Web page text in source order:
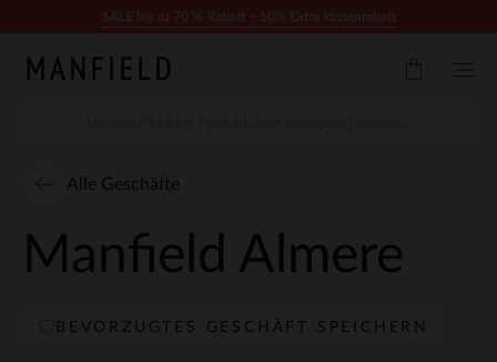
Alle Geschäfte
Manfield Almere
BEVORZUGTES GESCHÄFT SPEICHERN